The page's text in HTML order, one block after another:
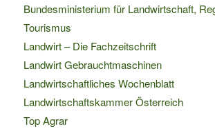
Bundesministerium für Landwirtschaft,
Tourismus
Landwirt – Die Fachzeitschrift
Landwirt Gebrauchtmaschinen
Landwirtschaftliches Wochenblatt
Landwirtschaftskammer Österreich
Top Agrar